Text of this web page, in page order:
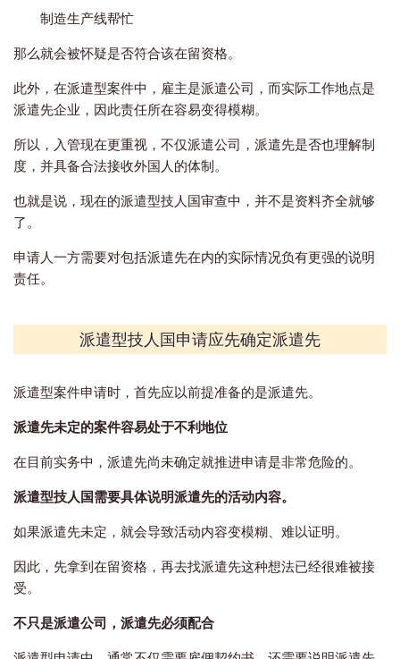
制造生产线帮忙
那么就会被怀疑是否符合该在留资格。
此外，在派遣型案件中，雇主是派遣公司，而实际工作地点是
派遣先企业，因此责任所在容易变得模糊。
所以，入管现在更重视，不仅派遣公司，派遣先是否也理解制
度，并具备合法接收外国人的体制。
也就是说，现在的派遣型技人国审查中，并不是资料齐全就够
了。
申请人一方需要对包括派遣先在内的实际情况负有更强的说明
责任。
派遣型技人国申请应先确定派遣先
派遣型案件申请时，首先应以前提准备的是派遣先。
派遣先未定的案件容易处于不利地位
在目前实务中，派遣先尚未确定就推进申请是非常危险的。
派遣型技人国需要具体说明派遣先的活动内容。
如果派遣先未定，就会导致活动内容变模糊、难以证明。
因此，先拿到在留资格，再去找派遣先这种想法已经很难被接
受。
不只是派遣公司，派遣先必须配合